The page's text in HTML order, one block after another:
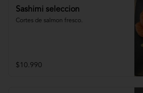
Sashimi seleccion
Cortes de salmon fresco.
$10.990